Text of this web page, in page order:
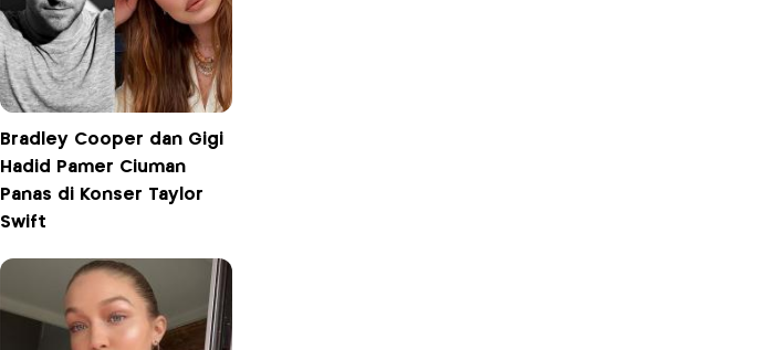
Bradley Cooper dan Gigi
Hadid Pamer Ciuman
Panas di Konser Taylor
Swift